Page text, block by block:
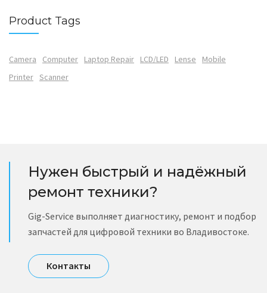
Product Tags
Camera Computer Laptop Repair LCD/LED Lense
Mobile
Printer Scanner
Нужен быстрый и надёжный
ремонт техники?
Gig-Service выполняет диагностику, ремонт и подбор
запчастей для цифровой техники во Владивостоке.
Контакты